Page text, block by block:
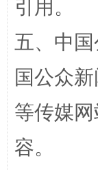
扯下
引用。
五、中
国公众
等传媒
容。